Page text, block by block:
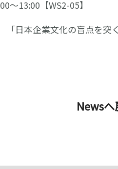
～13:00【WS2-05】
日本企業文化の盲点を突
Newsへ